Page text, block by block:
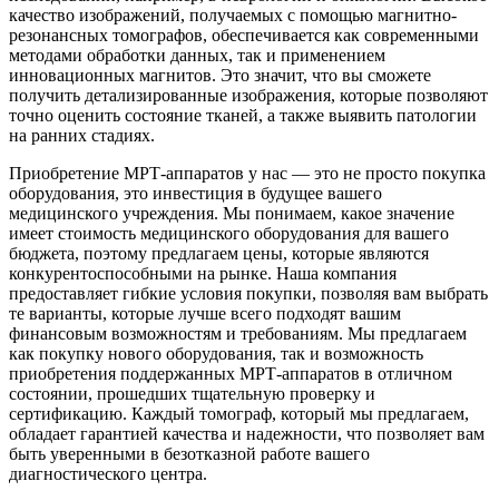
качество изображений, получаемых с помощью магнитно-
резонансных томографов, обеспечивается как современными
методами обработки данных, так и применением
инновационных магнитов. Это значит, что вы сможете
получить детализированные изображения, которые позволяют
точно оценить состояние тканей, а также выявить патологии
на ранних стадиях.
Приобретение МРТ-аппаратов у нас — это не просто покупка
оборудования, это инвестиция в будущее вашего
медицинского учреждения. Мы понимаем, какое значение
имеет стоимость медицинского оборудования для вашего
бюджета, поэтому предлагаем цены, которые являются
конкурентоспособными на рынке. Наша компания
предоставляет гибкие условия покупки, позволяя вам выбрать
те варианты, которые лучше всего подходят вашим
финансовым возможностям и требованиям. Мы предлагаем
как покупку нового оборудования, так и возможность
приобретения поддержанных МРТ-аппаратов в отличном
состоянии, прошедших тщательную проверку и
сертификацию. Каждый томограф, который мы предлагаем,
обладает гарантией качества и надежности, что позволяет вам
быть уверенными в безотказной работе вашего
диагностического центра.